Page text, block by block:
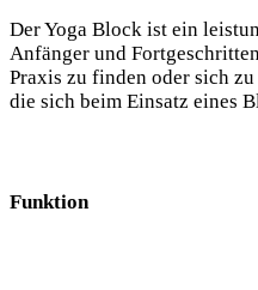
Der ⁤Yoga ‌Block ist ein
Anfänger und
Praxis zu finden oder sich
die sich⁢ beim Einsatz eines
Funktion